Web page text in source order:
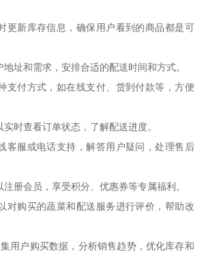
更新库存信息，确保用户看到的商品都是可
址和需求，安排合适的配送时间和方式。
支付方式，如在线支付、货到付款等，方便
时查看订单状态，了解配送进度。
客服或电话支持，解答用户疑问，处理售后
册会员，享受积分、优惠券等专属福利。
对购买的蔬菜和配送服务进行评价，帮助改
用户购买数据，分析销售趋势，优化库存和